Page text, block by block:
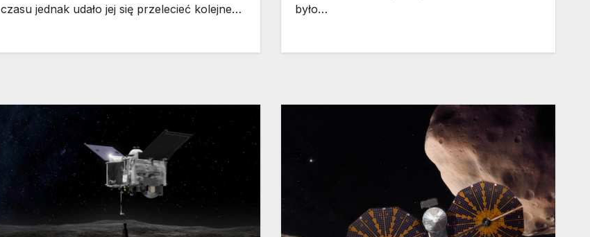
czasu jednak udało jej się przelecieć kolejne…
było…